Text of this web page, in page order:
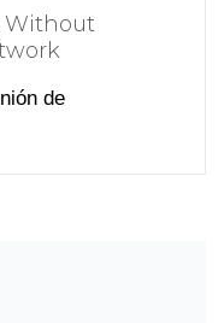
Without
de